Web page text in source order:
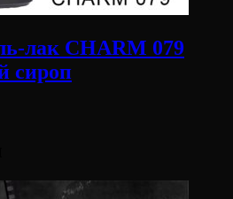
лак CHARM 079
сироп